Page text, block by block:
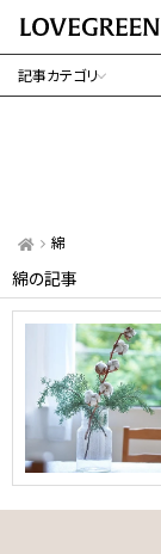
記事カテゴリ
綿
綿の記事